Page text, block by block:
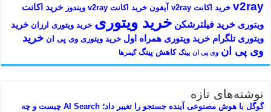
v2ray خرید اکانت v2ray آیفون خرید اکانت v2ray ویندوز
خرید اکانت
ویتوری خرید فیلترشکن خرید ویتوری خرید ویتوری ارزان خرید
ویتوری تلگرام خرید ویتوری همراه اول خرید ویتوری وی پی ان خرید
وی پی ان وی پی ان پینگ کاهش پینگ گیمرها
نوشته‌های تازه
گوگل با هوش مصنوعی آینده جستجو را تغییر داد؛ AI Search چیست و چه